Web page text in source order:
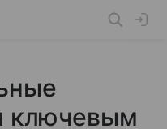
ключевым